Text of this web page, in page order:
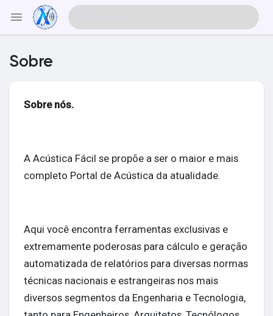
Explorar Artigos & Publicações
Explorar Mercado
Sobre
Sobre nós.
A Acústica Fácil se propõe a ser o maior e mais
completo Portal de Acústica da atualidade.
Aqui você encontra ferramentas exclusivas e
extremamente poderosas para cálculo e geração
automatizada de relatórios para diversas normas
técnicas nacionais e estrangeiras nos mais
diversos segmentos da Engenharia e Tecnologia,